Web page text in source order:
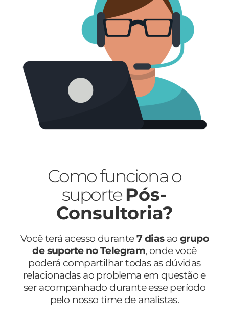
Como funciona o
suportePós-
Consultoria?
Você terá acesso durante7 diasao grupo
de suporte no Telegram, onde você
poderá compartilhar todas as dúvidas
relacionadas ao problema em questão e
ser acompanhado durante esse período
pelo nosso time de analistas.